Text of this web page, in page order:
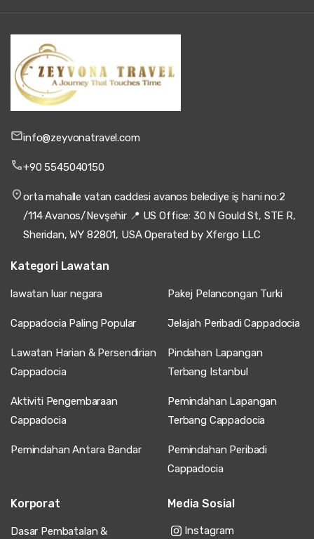
info@zeyvonatravel.com
+90 5545040150
orta mahalle vatan caddesi avanos belediye iş hani no:2
/114 Avanos/Nevşehir 📍 US Office: 30 N Gould St, STE R,
Sheridan, WY 82801, USA Operated by Xfergo LLC
Kategori Lawatan
lawatan luar negara Pakej Pelancongan Turki
Cappadocia Paling Popular Jelajah Peribadi Cappadocia
Lawatan Harian & Persendirian
Cappadocia
Pindahan Lapangan
Terbang Istanbul
Aktiviti Pengembaraan
Cappadocia
Pemindahan Lapangan
Terbang Cappadocia
Pemindahan Antara Bandar
Pemindahan Peribadi
Cappadocia
Korporat
Dasar Pembatalan &
Media Sosial
Instagram